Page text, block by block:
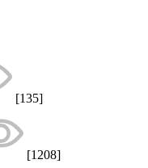
[135]
[1208]